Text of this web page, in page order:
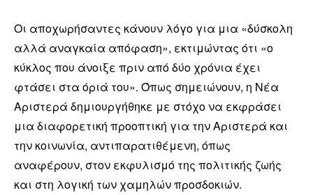
Οι αποχωρήσαντες κάνουν λόγο για μια «δύσκολη
αλλά αναγκαία απόφαση», εκτιμώντας ότι «ο
κύκλος που άνοιξε πριν από δύο χρόνια έχει
φτάσει στα όριά του». Όπως σημειώνουν, η Νέα
Αριστερά δημιουργήθηκε με στόχο να εκφράσει
μια διαφορετική προοπτική για την Αριστερά και
την κοινωνία, αντιπαρατιθέμενη, όπως
αναφέρουν, στον εκφυλισμό της πολιτικής ζωής
και στη λογική των χαμηλών προσδοκιών.